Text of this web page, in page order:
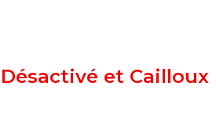
et Cailloux